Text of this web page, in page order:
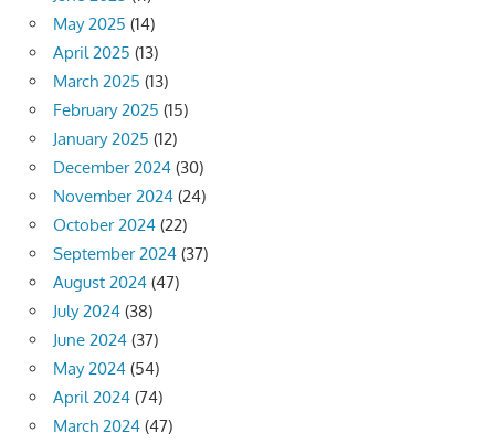
May 2025 (14)
April 2025 (13)
March 2025 (13)
February 2025 (15)
January 2025 (12)
December 2024 (30)
November 2024 (24)
October 2024 (22)
September 2024 (37)
August 2024 (47)
July 2024 (38)
June 2024 (37)
May 2024 (54)
April 2024 (74)
March 2024 (47)